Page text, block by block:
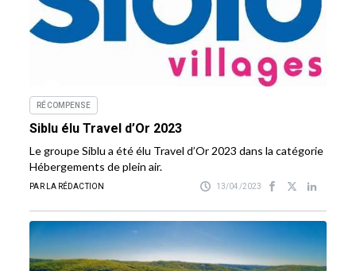
RÉCOMPENSE
Siblu élu Travel d’Or 2023
Le groupe Siblu a été élu Travel d’Or 2023 dans la catégorie
Hébergements de plein air.
PAR LA RÉDACTION 13/04/2023